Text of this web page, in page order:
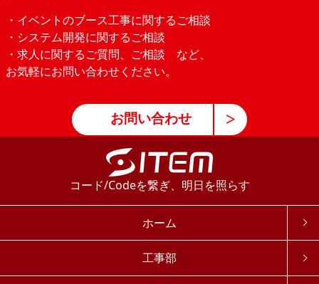
・イベントのブース工事に関するご相談
・システム開発に関するご相談
・求人に関するご質問、ご相談 など、
お気軽にお問い合わせください。
お問い合わせ
コード/Codeを繋ぎ、明日を照らす
ホーム
工事部